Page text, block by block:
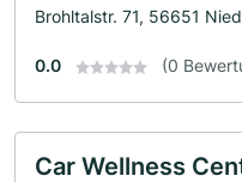
Brohltalstr. 71, 56651
0.0 (0
Car Wellness